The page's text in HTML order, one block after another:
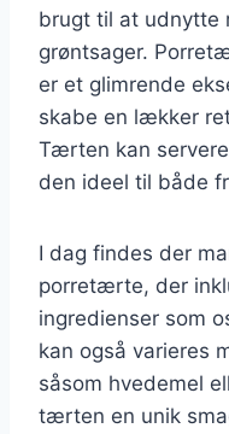
brugt til at udnytte
grøntsager.
er et glimrende
skabe en lækker
Tærten kan
den ideel til både
I dag findes der
porretærte, der
ingredienser som
kan også varieres
såsom hvedemel
tærten en unik